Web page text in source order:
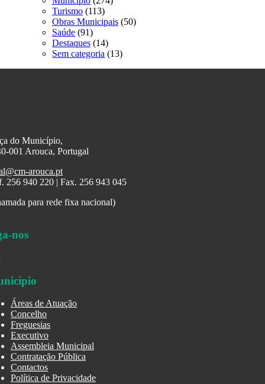
Turismo (113)
Obras Municipais (50)
Saúde (91)
Destaques (14)
Sem categoria (13)
do Município,
001 Arouca, Portugal
arouca.pt
256 940 220 | Fax. 256 943 045
para rede fixa nacional)
nos
Áreas de Atuação
Concelho
Freguesias
Executivo
Assembleia Municipal
Contratação Pública
Contactos
Política de Privacidade